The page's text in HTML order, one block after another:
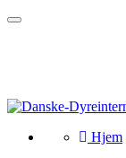
Toggle
Hjem